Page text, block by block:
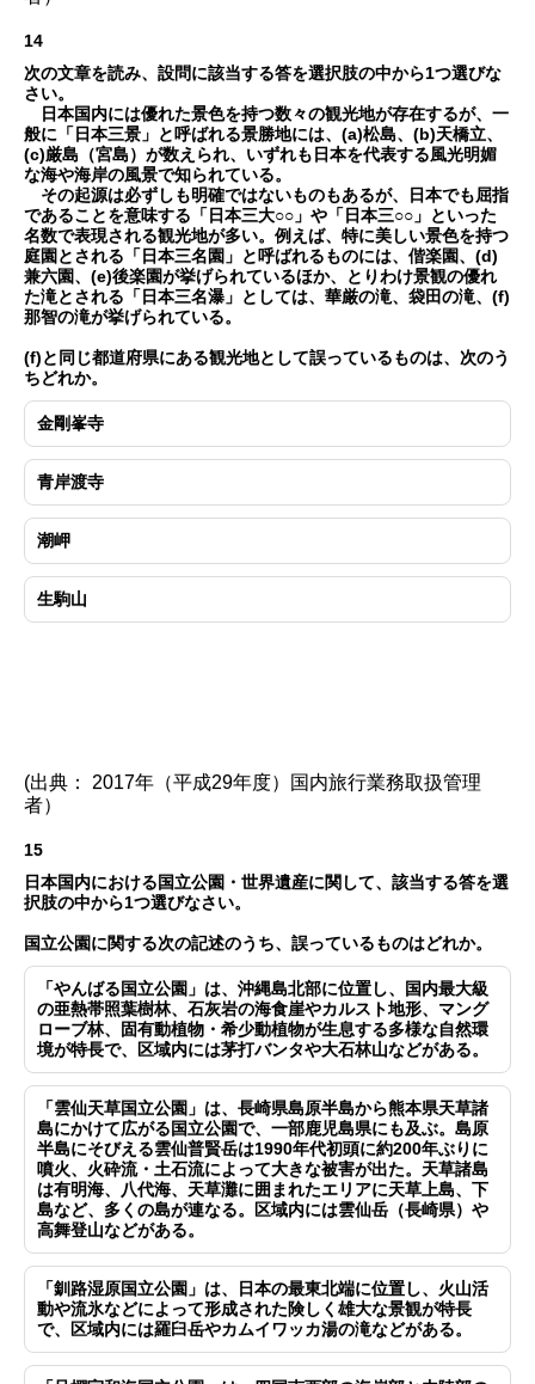
14
次の文章を読み、設問に該当する答を選択肢の中から1つ選びな
さい。
日本国内には優れた景色を持つ数々の観光地が存在するが、一
般に「日本三景」と呼ばれる景勝地には、(a)松島、(b)天橋立、
(c)厳島（宮島）が数えられ、いずれも日本を代表する風光明媚
な海や海岸の風景で知られている。
その起源は必ずしも明確ではないものもあるが、日本でも屈指
であることを意味する「日本三大○○」や「日本三○○」といった
名数で表現される観光地が多い。例えば、特に美しい景色を持つ
庭園とされる「日本三名園」と呼ばれるものには、偕楽園、(d)
兼六園、(e)後楽園が挙げられているほか、とりわけ景観の優れ
た滝とされる「日本三名瀑」としては、華厳の滝、袋田の滝、(f)
那智の滝が挙げられている。
(f)と同じ都道府県にある観光地として誤っているものは、次のう
ちどれか。
金剛峯寺
青岸渡寺
潮岬
生駒山
(出典： 2017年（平成29年度）国内旅行業務取扱管理
者）
15
日本国内における国立公園・世界遺産に関して、該当する答を選
択肢の中から1つ選びなさい。
国立公園に関する次の記述のうち、誤っているものはどれか。
「やんばる国立公園」は、沖縄島北部に位置し、国内最大級
の亜熱帯照葉樹林、石灰岩の海食崖やカルスト地形、マング
ローブ林、固有動植物・希少動植物が生息する多様な自然環
境が特長で、区域内には茅打バンタや大石林山などがある。
「雲仙天草国立公園」は、長崎県島原半島から熊本県天草諸
島にかけて広がる国立公園で、一部鹿児島県にも及ぶ。島原
半島にそびえる雲仙普賢岳は1990年代初頭に約200年ぶりに
噴火、火砕流・土石流によって大きな被害が出た。天草諸島
は有明海、八代海、天草灘に囲まれたエリアに天草上島、下
島など、多くの島が連なる。区域内には雲仙岳（長崎県）や
高舞登山などがある。
「釧路湿原国立公園」は、日本の最東北端に位置し、火山活
動や流氷などによって形成された険しく雄大な景観が特長
で、区域内には羅臼岳やカムイワッカ湯の滝などがある。